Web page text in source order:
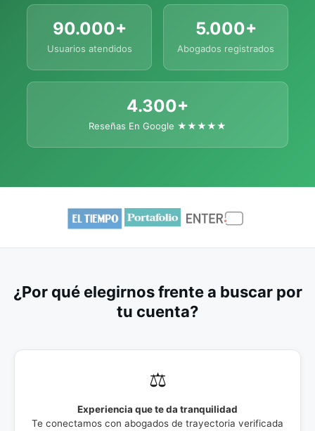
90.000+
Usuarios atendidos
5.000+
Abogados registrados
4.300+
Reseñas En Google ★★★★★
¿Por qué elegirnos frente a buscar por
tu cuenta?
⚖️
Experiencia que te da tranquilidad
Te conectamos con abogados de trayectoria verificada